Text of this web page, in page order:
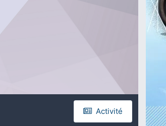
Activité